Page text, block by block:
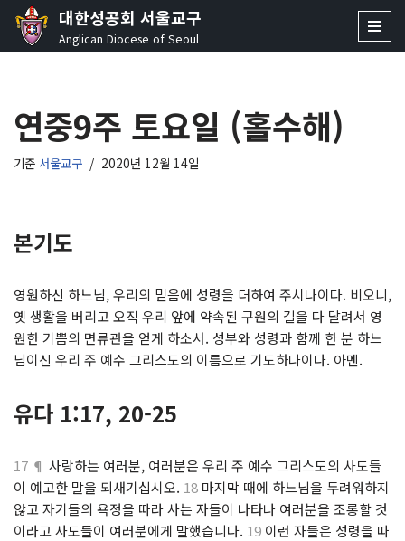
콘
로
건
너
대한성공회 서울교구
Anglican Diocese of Seoul
연중9주 토요일 (홀수해)
기준 서울교구 2020년 12월 14일
본기도
영원하신 하느님, 우리의 믿음에 성령을 더하여 주시나이다. 비오니,
옛 생활을 버리고 오직 우리 앞에 약속된 구원의 길을 다 달려서 영
원한 기쁨의 면류관을 얻게 하소서. 성부와 성령과 함께 한 분 하느
님이신 우리 주 예수 그리스도의 이름으로 기도하나이다. 아멘.
유다 1:17, 20-25
17 ¶ 사랑하는 여러분, 여러분은 우리 주 예수 그리스도의 사도들
이 예고한 말을 되새기십시오. 18 마지막 때에 하느님을 두려워하지
않고 자기들의 욕정을 따라 사는 자들이 나타나 여러분을 조롱할 것
이라고 사도들이 여러분에게 말했습니다. 19 이런 자들은 성령을 따